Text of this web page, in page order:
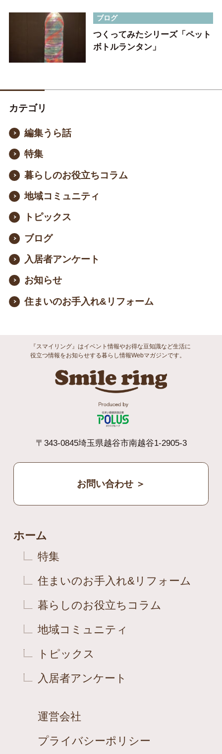
ブログ
つくってみたシリーズ「ペット
ボトルランタン」
カテゴリ
編集うら話
特集
暮らしのお役立ちコラム
地域コミュニティ
トピックス
ブログ
入居者アンケート
お知らせ
住まいのお手入れ&リフォーム
『スマイリング』はイベント情報やお得な豆知識など生活に
役立つ情報をお知らせする暮らし情報Webマガジンです。
〒343-0845埼玉県越谷市南越谷1-2905-3
お問い合わせ ＞
ホーム
特集
住まいのお手入れ&リフォーム
暮らしのお役立ちコラム
地域コミュニティ
トピックス
入居者アンケート
運営会社
プライバシーポリシー